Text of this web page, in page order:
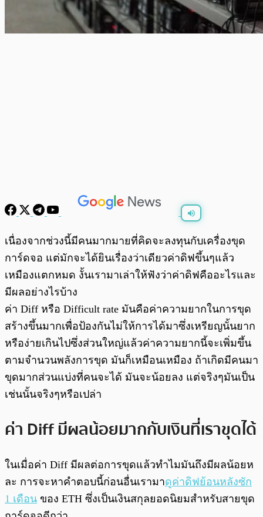
พร้อมเล่น /
เนื่องจากช่วงนี้มีคนมากมายที่คิดจะลงทุนกับเครื่องขุด
การ์ดจอ แต่มักจะได้ยินเรื่องว่าเดียวค่าดิฟขึ้นๆแล้ว
เหมืองแตกหมด งั้นเรามาเล่าให้ฟังว่าค่าดิฟคืออะไรและ
มีผลอย่างไรบ้าง
ค่า Diff หรือ Difficult rate มันคือค่าความยากในการขุด
สร้างขึ้นมากเพื่อป้องกันไม่ให้การได้มาซึ่งเหรียญนั้นยาก
หรือง่ายเกินไปซึ่งส่วนใหญ่แล้วค่าความยากนี้จะเพิ่มขึ้น
ตามจำนวนพลังการขุด มันก็เหมือนเหมือง ถ้าเกิดมีคนมา
ขุดมากส่วนแบ่งที่คนจะได้ มันจะน้อยลง แต่จริงๆมันเป็น
เช่นนั้นจริงๆหรือเปล่า
ค่า Diff มีผลน้อยมากกับเงินที่เราขุดได้
ในเมื่อค่า Diff มีผลต่อการขุดแล้วทำไมมันถึงมีผลน้อยห
ละ การจะหาคำตอบนี้ก่อนอื่นเรามาดูค่าดิฟย้อนหลังซัก
1 เดือน ของ ETH ซึ่งเป็นเงินสกุลยอดนิยมสำหรับสายขุด